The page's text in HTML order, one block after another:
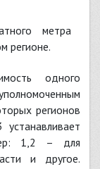
регионе.
одного
регионов
1,2 – для
и другое.